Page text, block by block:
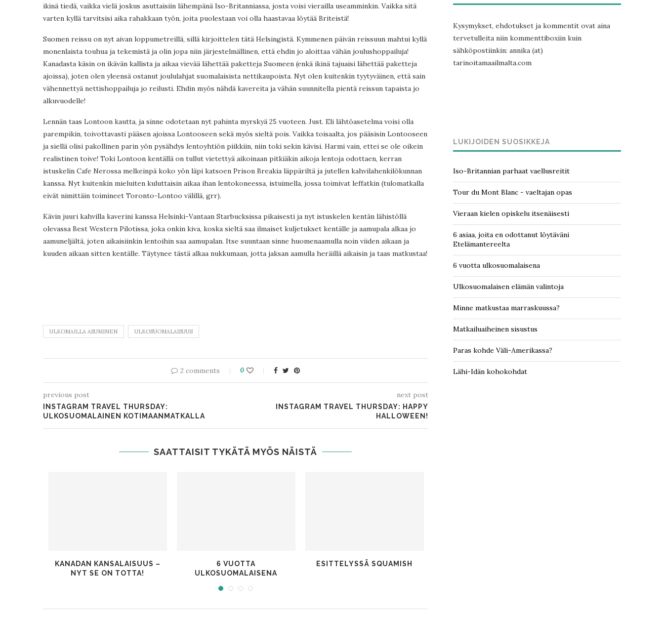
ikinä tiedä, vaikka vielä joskus asuttaisiin lähempänä Iso-Britanniassa, josta voisi vierailla useamminkin. Vaikka sitä
varten kyllä tarvitsisi aika rahakkaan työn, joita puolestaan voi olla haastavaa löytää Briteistä!
Suomen reissu on nyt aivan loppumetreillä, sillä kirjoittelen tätä Helsingistä. Kymmenen päivän reissuun mahtui kyllä
monenlaista touhua ja tekemistä ja olin jopa niin järjestelmällinen, että ehdin jo aloittaa vähän joulushoppailuja!
Kanadasta käsin on ikävän kallista ja aikaa vievää lähettää paketteja Suomeen (enkä ikinä tajuaisi lähettää paketteja
ajoissa), joten olen yleensä ostanut joululahjat suomalaisista nettikaupoista. Nyt olen kuitenkin tyytyväinen, että sain
vähennettyä nettishoppailuja jo reilusti. Ehdin myös nähdä kavereita ja vähän suunnitella pientä reissun tapaista jo
alkuvuodelle!
Lennän taas Lontoon kautta, ja sinne odotetaan nyt pahinta myrskyä 25 vuoteen. Just. Eli lähtöasetelma voisi olla
parempikin, toivottavasti pääsen ajoissa Lontooseen sekä myös sieltä pois. Vaikka toisaalta, jos pääsisin Lontooseen
ja siellä olisi pakollinen parin yön pysähdys lentoyhtiön piikkiin, niin toki sekin kävisi. Harmi vain, ettei se ole oikein
realistinen toive! Toki Lontoon kentällä on tullut vietettyä aikoinaan pitkiäkin aikoja lentoja odottaen, kerran
istuskelin Cafe Nerossa melkeinpä koko yön läpi katsoen Prison Breakia läppäriltä ja jutellen kahvilahenkilökunnan
kanssa. Nyt kuitenkin mieluiten kuluttaisin aikaa ihan lentokoneessa, istuimella, jossa toimivat leffatkin (tulomatkalla
eivät nimittäin toimineet Toronto-Lontoo välillä, grr).
Kävin juuri kahvilla kaverini kanssa Helsinki-Vantaan Starbucksissa pikaisesti ja nyt istuskelen kentän lähistöllä
olevassa Best Western Pilotissa, joka onkin kiva, koska sieltä saa ilmaiset kuljetukset kentälle ja aamupala alkaa jo
aamuneljältä, joten aikaisiinkin lentoihin saa aamupalan. Itse suuntaan sinne huomenaamulla noin viiden aikaan ja
kuuden aikaan sitten kentälle. Täytynee tästä alkaa nukkumaan, jotta jaksan aamulla heräillä aikaisin ja taas matkustaa!
ULKOMAILLA ASUMINEN ULKOSUOMALAISUUS
2 comments 0
previous post
INSTAGRAM TRAVEL THURSDAY:
ULKOSUOMALAINEN KOTIMAANMATKALLA
next post
INSTAGRAM TRAVEL THURSDAY: HAPPY
HALLOWEEN!
SAATTAISIT TYKÄTÄ MYÖS NÄISTÄ
KANADAN KANSALAISUUS –
NYT SE ON TOTTA!
6 VUOTTA
ULKOSUOMALAISENA
ESITTELYSSÄ SQUAMISH
Kysymykset, ehdotukset ja kommentit ovat aina
tervetulleita niin kommenttiboxiin kuin
sähköpostiinkin: annika (at)
tarinoitamaailmalta.com
LUKIJOIDEN SUOSIKKEJA
Iso-Britannian parhaat vaellusreitit
Tour du Mont Blanc - vaeltajan opas
Vieraan kielen opiskelu itsenäisesti
6 asiaa, joita en odottanut löytäväni
Etelämantereelta
6 vuotta ulkosuomalaisena
Ulkosuomalaisen elämän valintoja
Minne matkustaa marraskuussa?
Matkailuaiheinen sisustus
Paras kohde Väli-Amerikassa?
Lähi-Idän kohokohdat